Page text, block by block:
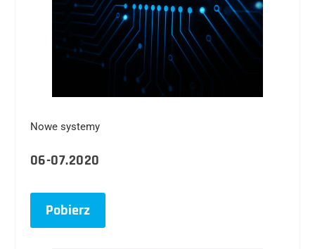
Nowe systemy
06-07.2020
Pobierz